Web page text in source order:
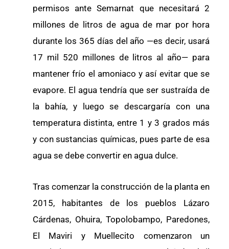
permisos ante Semarnat que necesitará 2
millones de litros de agua de mar por hora
durante los 365 días del año —es decir, usará
17 mil 520 millones de litros al año— para
mantener frío el amoniaco y así evitar que se
evapore. El agua tendría que ser sustraída de
la bahía, y luego se descargaría con una
temperatura distinta, entre 1 y 3 grados más
y con sustancias químicas, pues parte de esa
agua se debe convertir en agua dulce.
Tras comenzar la construcción de la planta en
2015, habitantes de los pueblos Lázaro
Cárdenas, Ohuira, Topolobampo, Paredones,
El Maviri y Muellecito comenzaron un